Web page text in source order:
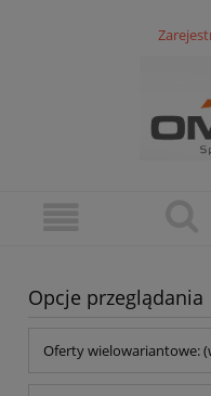
Opcje przeglądania
Oferty wielowariantowe: